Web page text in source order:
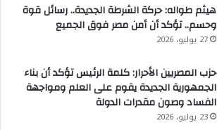
هيثم طواله: حركة الشرطة الجديدة.. رسائل قوة
وحسم.. تؤكد أن أمن مصر فوق الجميع
27 يوليو، 2026
حزب المصريين الأحرار: كلمة الرئيس تؤكد أن بناء
الجمهورية الجديدة يقوم على العلم ومواجهة
الفساد وصون مقدرات الدولة
23 يوليو، 2026